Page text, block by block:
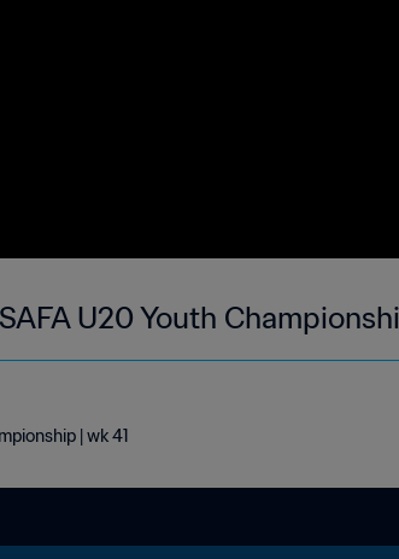
U20 Youth
| wk 41